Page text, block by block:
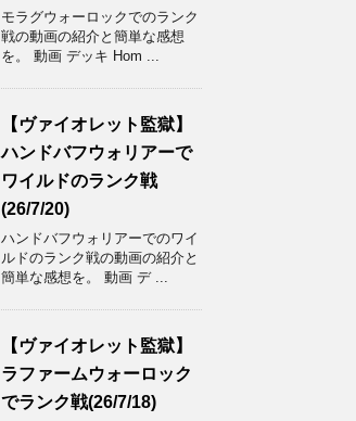
モラグウォーロックでのランク
戦の動画の紹介と簡単な感想
を。 動画 デッキ Hom ...
【ヴァイオレット監獄】
ハンドバフウォリアーで
ワイルドのランク戦
(26/7/20)
ハンドバフウォリアーでのワイ
ルドのランク戦の動画の紹介と
簡単な感想を。 動画 デ ...
【ヴァイオレット監獄】
ラファームウォーロック
でランク戦(26/7/18)